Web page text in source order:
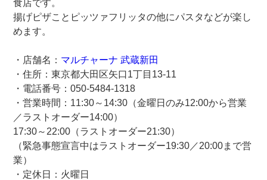
食店です。
揚げピザことピッツァフリッタの他にパスタなどが楽し
めます。
・店舗名： マルチャーナ 武蔵新田
・住所：東京都大田区矢口1丁目13-11
・電話番号：050-5484-1318
・営業時間：11:30～14:30（金曜日のみ12:00から営業
／ラストオーダー14:00）
17:30～22:00（ラストオーダー21:30）
（緊急事態宣言中はラストオーダー19:30／20:00まで営
業）
・定休日：火曜日